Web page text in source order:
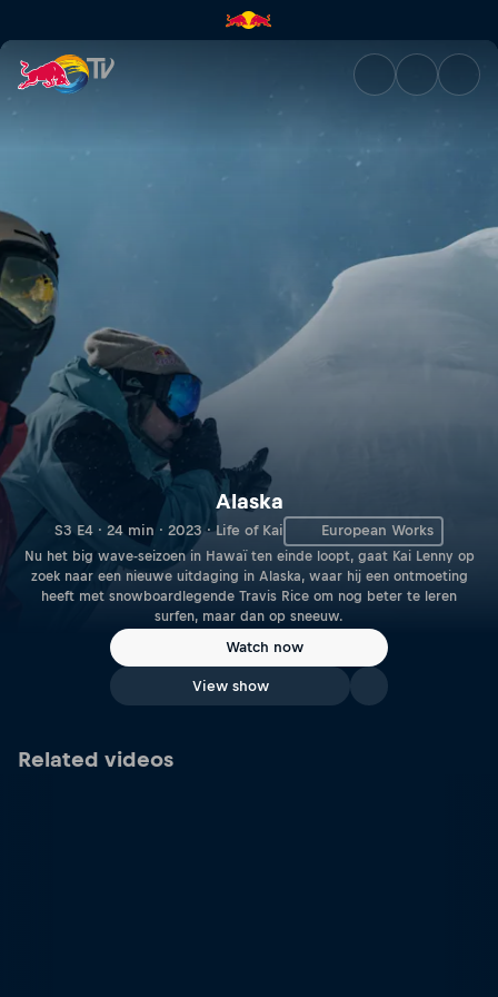
Alaska | Red Bull TV
Alaska
S3 E4 · 24 min · 2023 · Life of Kai European Works
Nu het big wave-seizoen in Hawaï ten einde loopt, gaat Kai Lenny op
zoek naar een nieuwe uitdaging in Alaska, waar hij een ontmoeting
heeft met snowboardlegende Travis Rice om nog beter te leren
surfen, maar dan op sneeuw.
Watch now
View show
Related videos